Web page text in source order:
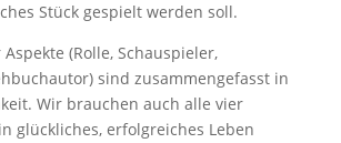
Stück gespielt werden soll.
(Rolle, Schauspieler,
sind zusammengefasst in
Wir brauchen auch alle vier
glückliches, erfolgreiches Leben